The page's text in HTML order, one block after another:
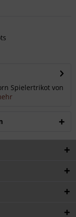
Spielertrikot von